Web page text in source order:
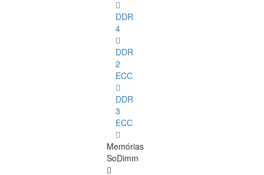
DDR
4
DDR
2
ECC
DDR
3
ECC
Memórias
SoDimm